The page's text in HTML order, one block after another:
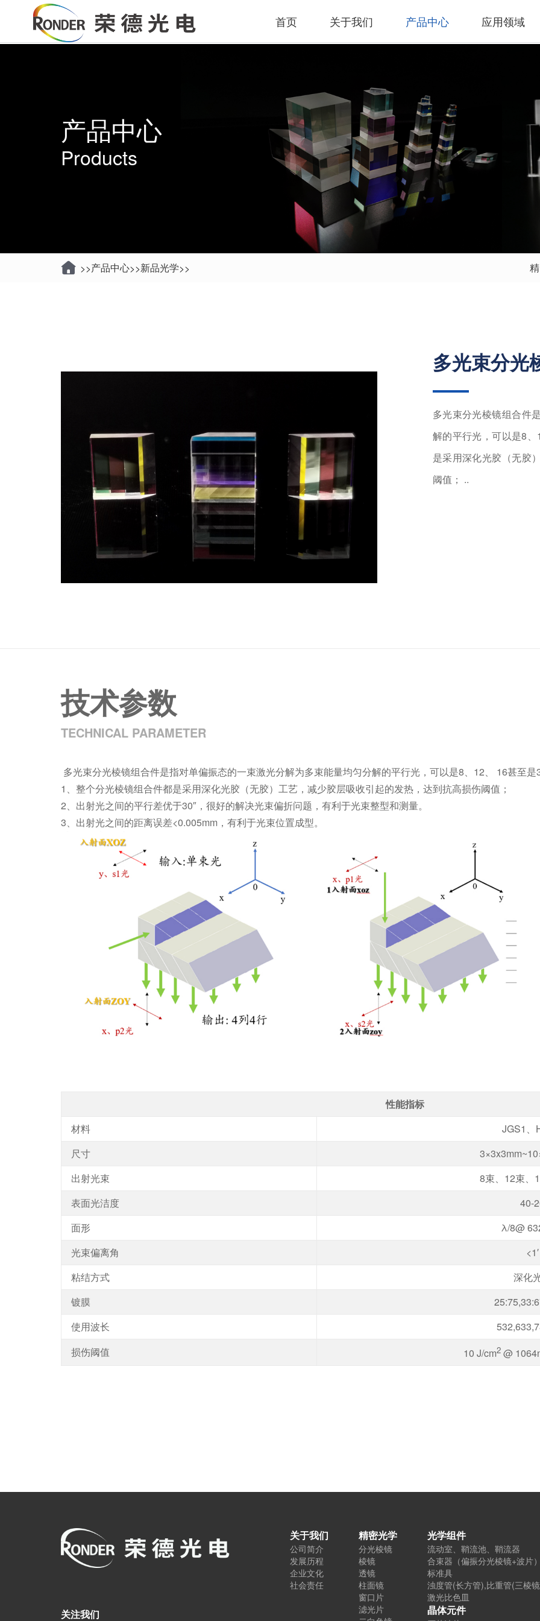
首页 关于我们 产品中心 应用领域
产品中心
Products
>>产品中心>>新品光学>>
多光束分光
多光束分光棱镜组合件
解的平行光，可以是8
是采用深化光胶（无胶
阈值； ..
技术参数
TECHNICAL PARAMETER
多光束分光棱镜组合件是指对单偏振态的一束激光分解为多束能量均匀分解的平行光，可以是8、12、 16甚至是
1、整个分光棱镜组合件都是采用深化光胶（无胶）工艺，减少胶层吸收引起的发热，达到抗高损伤阈值；
2、出射光之间的平行差优于30″，很好的解决光束偏折问题，有利于光束整型和测量。
3、出射光之间的距离误差<0.005mm，有利于光束位置成型。
性能指标
材料
JGS1、
尺寸
出射光束
8束、12束、
表面光洁度
40-
面形
λ/8@
光束偏离角
<1′
粘结方式
深化
镀膜
使用波长
损伤阈值
10 J/cm2 @
关注我们
关于我们
公司简介
发展历程
企业文化
社会责任
精密光学
分光棱镜
棱镜
透镜
柱面镜
窗口片
滤光片
光学组件
流动室、鞘流池、鞘流器
合束器（偏振分光棱镜+波片
标准具
浊度管(长方管),比重管(三棱
激光比色皿
晶体元件